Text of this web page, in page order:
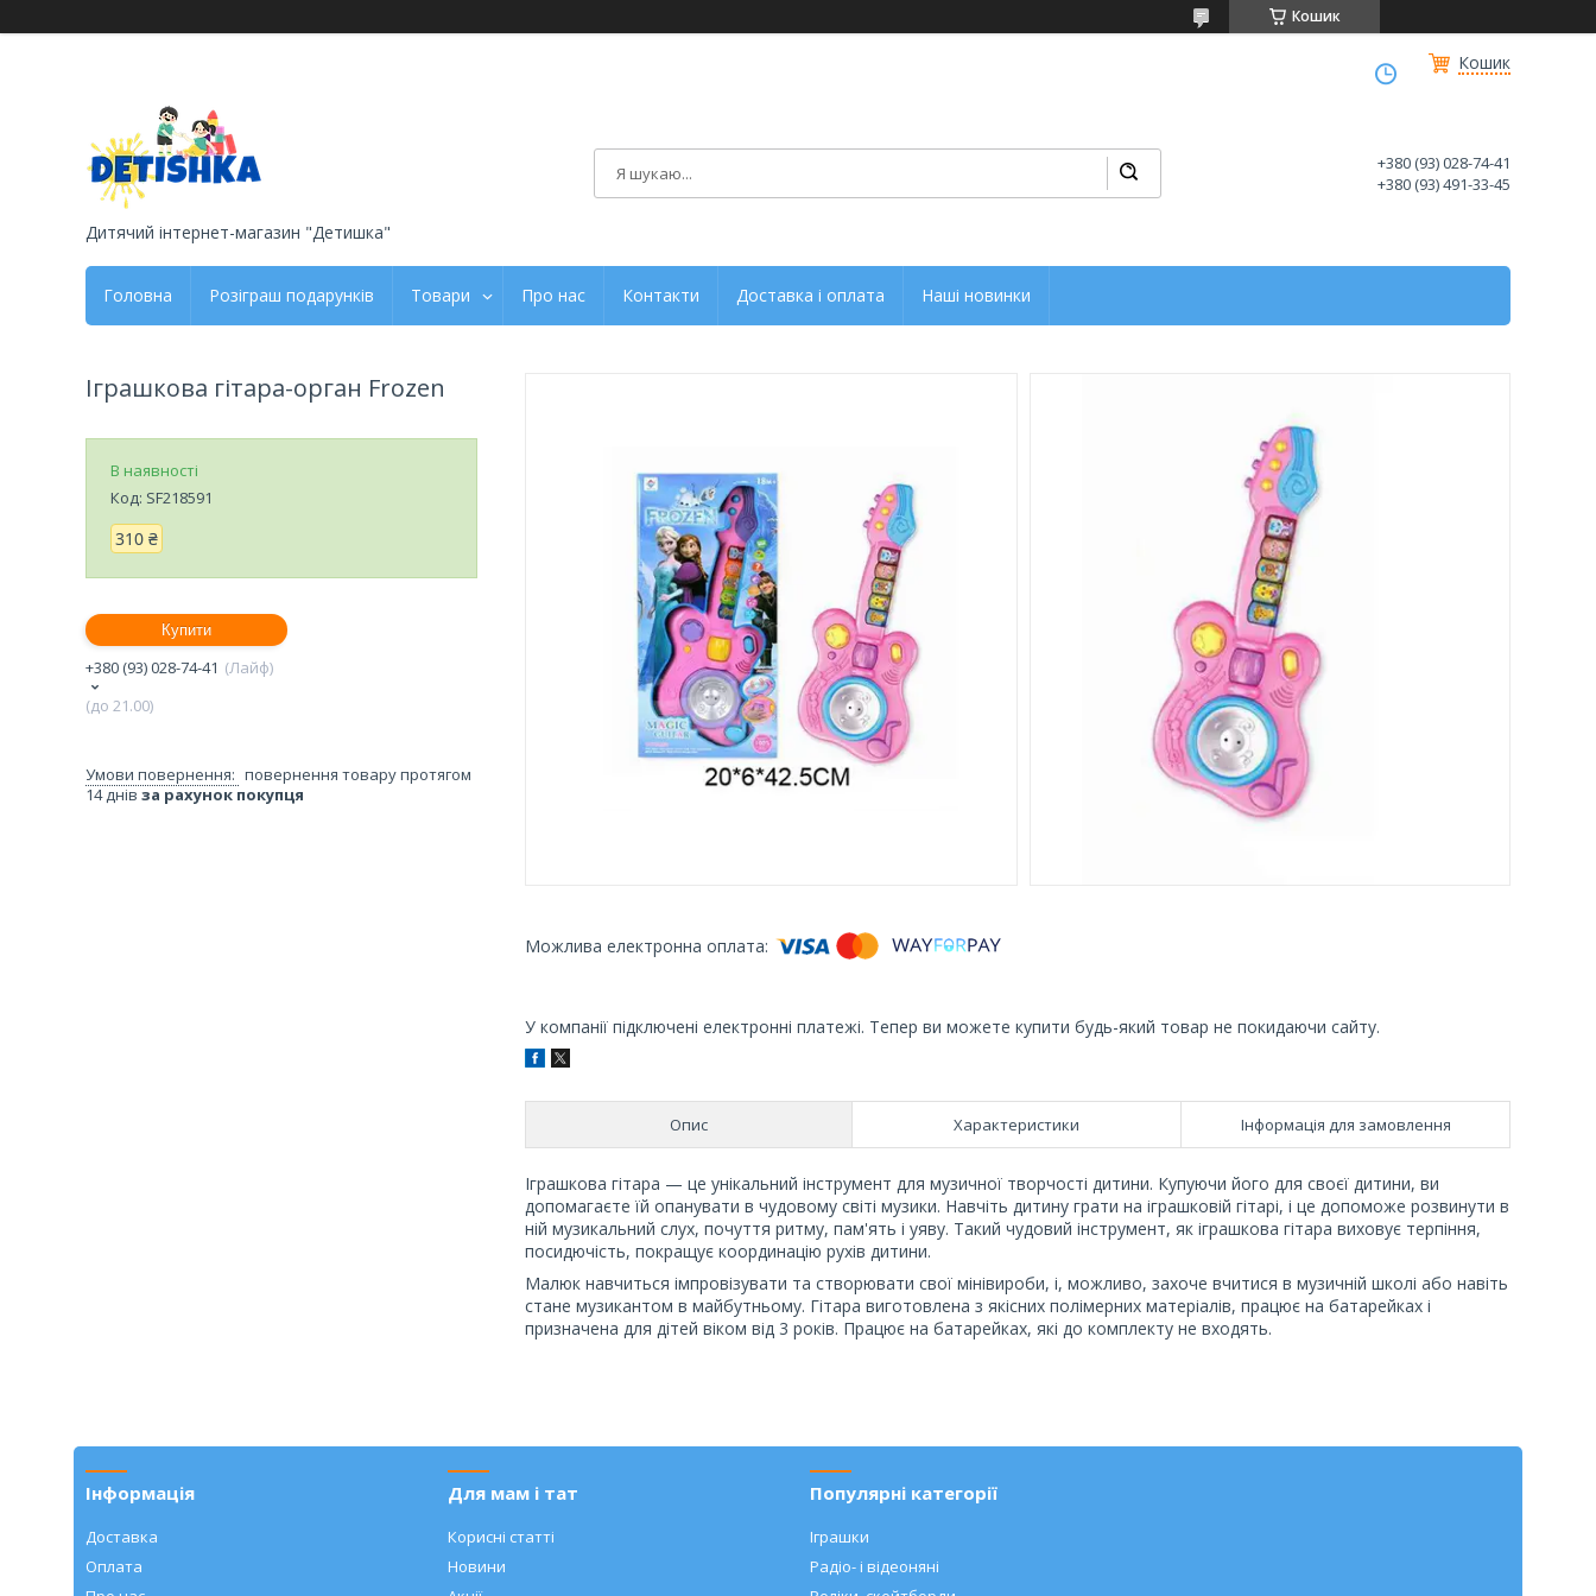
Кошик
Кошик
Дитячий інтернет-магазин "Детишка"
+380 (93) 028-74-41
+380 (93) 491-33-45
Головна Розіграш подарунків Товари Про нас Контакти Доставка і оплата Наші новинки
У компанії підключені електронні платежі. Тепер ви можете купити будь-який товар не покидаючи сайту.
Опис Характеристики Інформація для замовлення
Іграшкова гітара — це унікальний інструмент для музичної творчості дитини. Купуючи його для своєї дитини, ви
допомагаєте їй опанувати в чудовому світі музики. Навчіть дитину грати на іграшковій гітарі, і це допоможе розвинути в
ній музикальний слух, почуття ритму, пам'ять і уяву. Такий чудовий інструмент, як іграшкова гітара виховує терпіння,
посидючість, покращує координацію рухів дитини.
Малюк навчиться імпровізувати та створювати свої мінівироби, і, можливо, захоче вчитися в музичній школі або навіть
стане музикантом в майбутньому. Гітара виготовлена з якісних полімерних матеріалів, працює на батарейках і
призначена для дітей віком від 3 років. Працює на батарейках, які до комплекту не входять.
Іграшкова гітара-орган Frozen
В наявності
Код: SF218591
310 ₴
Купити
+380 (93) 028-74-41
Лайф
(до 21.00)
повернення товару протягом
14 днів за рахунок покупця
Інформація
Доставка
Оплата
Для мам і тат
Корисні статті
Новини
Популярні категорії
Іграшки
Радіо- і відеоняні